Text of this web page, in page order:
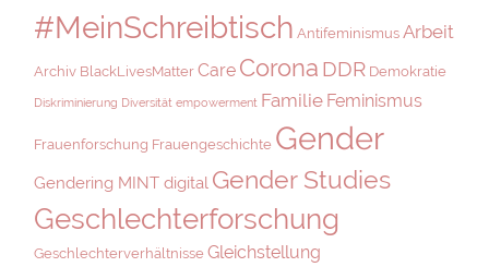
#MeinSchreibtisch Antifeminismus Arbeit
Archiv BlackLivesMatter Care Corona DDR Demokratie
Diskriminierung Diversität empowerment Familie Feminismus
Frauenforschung Frauengeschichte Gender
Gendering MINT digital Gender Studies
Geschlechterforschung
Geschlechterverhältnisse Gleichstellung